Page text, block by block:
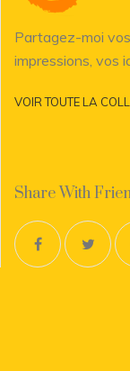
Partagez-moi
impressions, vos
VOIR TOUTE LA
Share With